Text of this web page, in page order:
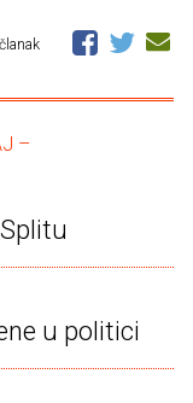
–
u politici